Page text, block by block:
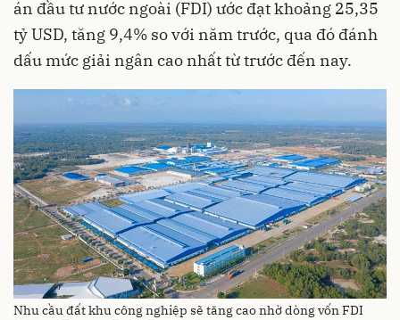
án đầu tư nước ngoài (FDI) ước đạt khoảng 25,35
tỷ USD, tăng 9,4% so với năm trước, qua đó đánh
dấu mức giải ngân cao nhất từ trước đến nay.
Nhu cầu đất khu công nghiệp sẽ tăng cao nhờ dòng vốn FDI